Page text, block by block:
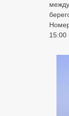
15:00